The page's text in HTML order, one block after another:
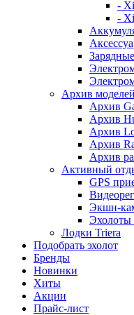
-
-
Архив моделей
Архив
Архив
Архив
Архив
Архив
Активный
GPS
Экшн-
Эхолоты
Лодки Triera
Подобрать эхолот
Бренды
Новинки
Хиты
Акции
Прайс-лист